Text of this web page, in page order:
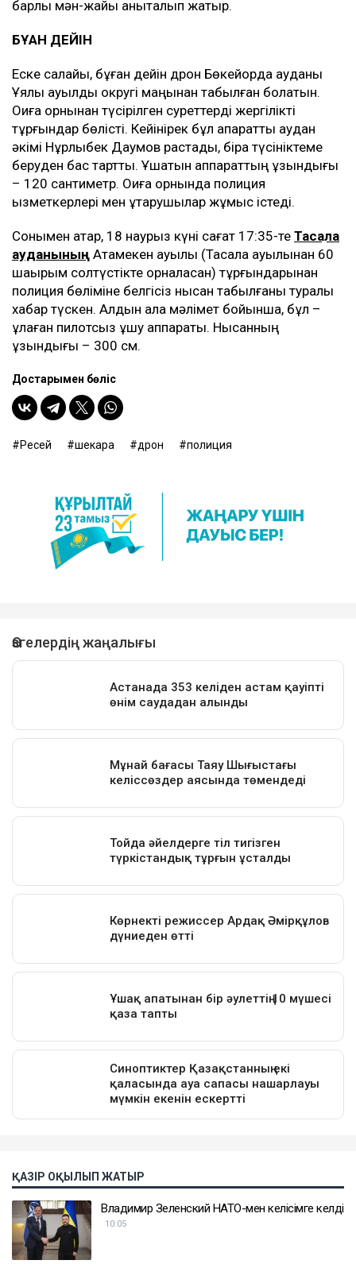
барлық мән-жайы анықталып жатыр.
БҰҒАН ДЕЙІН
Еске салайық, бұған дейін дрон Бөкейорда ауданы
Ұялы ауылдық округі маңынан табылған болатын.
Оқиға орнынан түсірілген суреттерді жергілікті
тұрғындар бөлісті. Кейінірек бұл ақпаратты аудан
әкімі Нұрлыбек Даумов растады, бірақ түсініктеме
беруден бас тартты. Ұшатын аппараттың ұзындығы
– 120 сантиметр. Оқиға орнында полиция
қызметкерлері мен құтқарушылар жұмыс істеді.
Сонымен қатар, 18 наурыз күні сағат 17:35-те Тасқала
ауданының Атамекен ауылы (Тасқала ауылынан 60
шақырым солтүстікте орналасқан) тұрғындарынан
полиция бөліміне белгісіз нысан табылғаны туралы
хабар түскен. Алдын ала мәлімет бойынша, бұл –
құлаған пилотсыз ұшу аппараты. Нысанның
ұзындығы – 300 см.
Достарыңмен бөліс
Ресей шекара дрон полиция
ҚАЗІР ОҚЫЛЫП ЖАТЫР
Владимир Зеленский НАТО-мен келісімге келді
10:05